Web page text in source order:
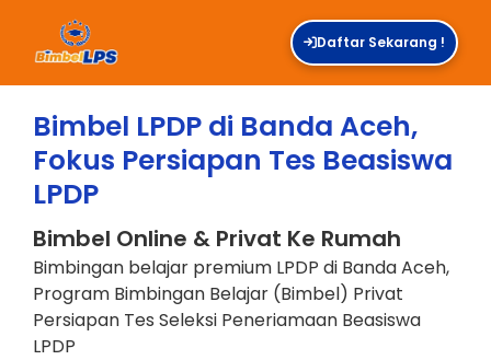
Daftar Sekarang !
Bimbel LPDP di Banda Aceh,
Fokus Persiapan Tes Beasiswa
LPDP
Bimbel Online & Privat Ke Rumah
Bimbingan belajar premium LPDP di Banda Aceh,
Program Bimbingan Belajar (Bimbel) Privat
Persiapan Tes Seleksi Peneriamaan Beasiswa
LPDP